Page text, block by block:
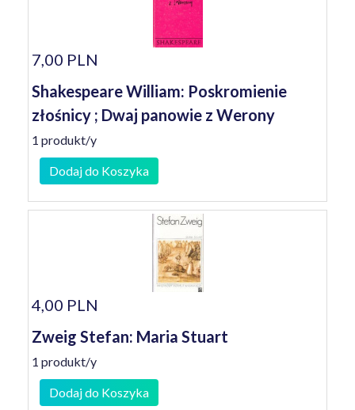
7,00 PLN
Shakespeare William: Poskromienie
złośnicy ; Dwaj panowie z Werony
1 produkt/y
Dodaj do Koszyka
4,00 PLN
Zweig Stefan: Maria Stuart
1 produkt/y
Dodaj do Koszyka